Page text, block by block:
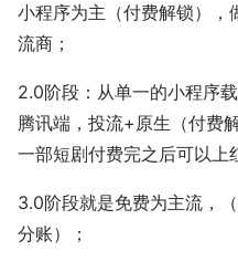
小程序为主（付费解锁），
流商；
2.0阶段：从单一的小程序
腾讯端，投流+原生（付费
一部短剧付费完之后可以上
3.0阶段就是免费为主流，
分账）；